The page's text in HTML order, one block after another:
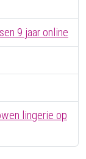
9 jaar online
lingerie op